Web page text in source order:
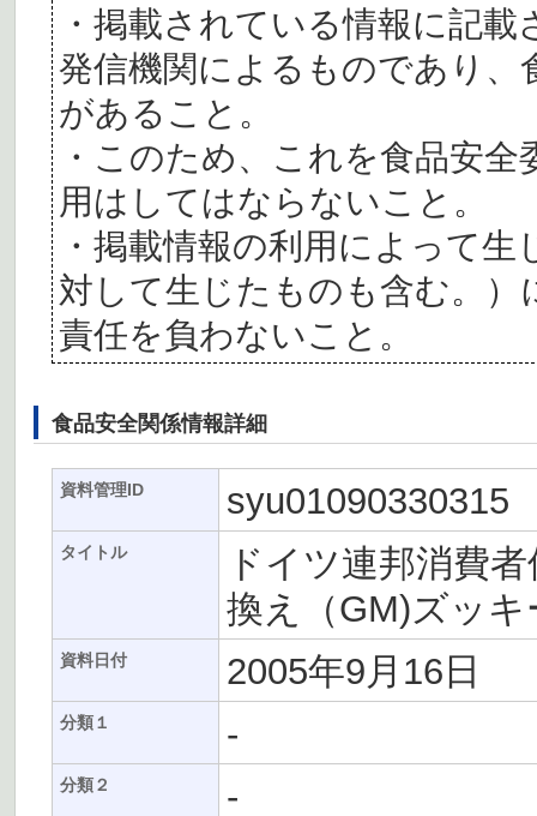
・掲載されている情報に記
発信機関によるものであり、
があること。
・このため、これを食品安
用はしてはならないこと。
・掲載情報の利用によって
対して生じたものも含む。
責任を負わないこと。
食品安全関係情報詳細
資料管理ID syu01090330315
タイトル
ドイツ連邦消費
換え（GM)ズッ
資料日付 2005年9月16日
分類１ -
分類２ -